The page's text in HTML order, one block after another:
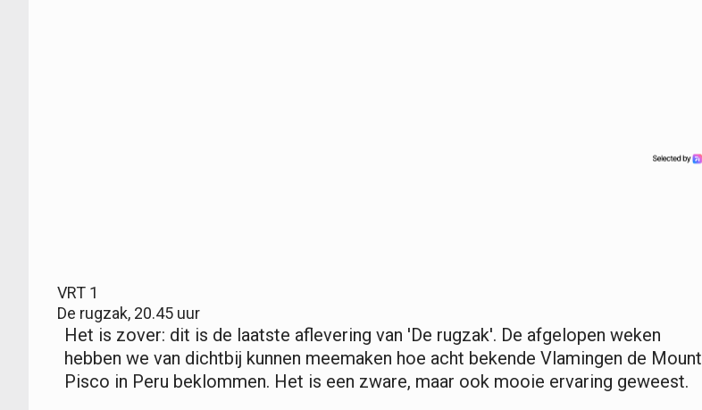
VRT 1
De rugzak, 20.45 uur
Het is zover: dit is de laatste aflevering van 'De rugzak'. De afgelopen weken
hebben we van dichtbij kunnen meemaken hoe acht bekende Vlamingen de Mount
Pisco in Peru beklommen. Het is een zware, maar ook mooie ervaring geweest.